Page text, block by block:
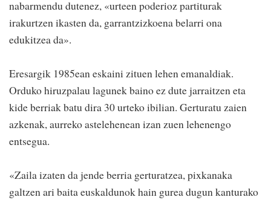
nabarmendu dutenez, «urteen poderioz partiturak
irakurtzen ikasten da, garrantzizkoena belarri ona
edukitzea da».
Eresargik 1985ean eskaini zituen lehen emanaldiak.
Orduko hiruzpalau lagunek baino ez dute jarraitzen eta
kide berriak batu dira 30 urteko ibilian. Gerturatu zaien
azkenak, aurreko astelehenean izan zuen lehenengo
entsegua.
«Zaila izaten da jende berria gerturatzea, pixkanaka
galtzen ari baita euskaldunok hain gurea dugun kanturako